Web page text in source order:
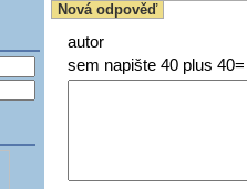
Nová odpověď
autor
sem napište 40 plus 40=